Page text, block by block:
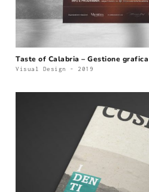
Taste of Calabria – Gestione
Visual Design - 2019